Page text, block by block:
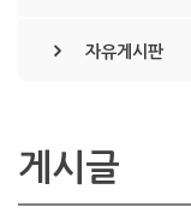
자유게시판
게시글